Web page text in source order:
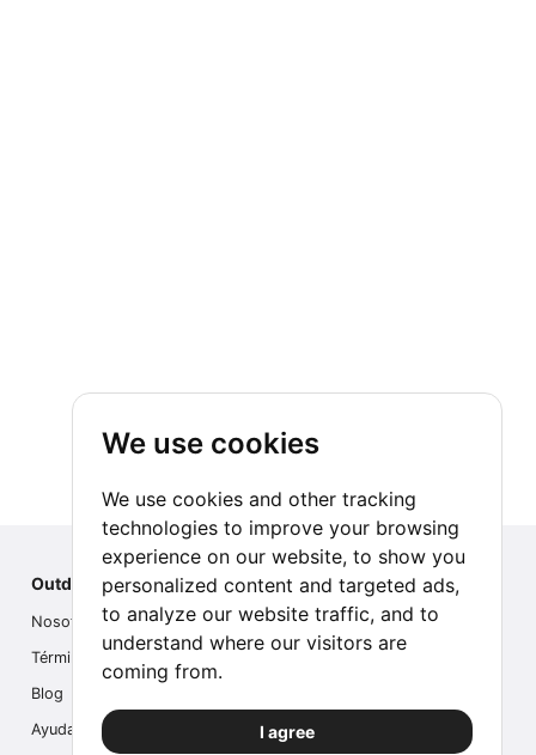
We use cookies
We use cookies and other tracking
technologies to improve your browsing
experience on our website, to show you
personalized content and targeted ads,
to analyze our website traffic, and to
understand where our visitors are
coming from.
I agree
Outdoor Index
Nosotros
Términos
Blog
Ayuda